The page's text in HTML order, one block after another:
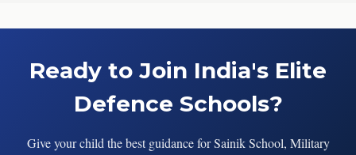
Ready to Join India's Elite
Defence Schools?
Give your child the best guidance for Sainik School, Military